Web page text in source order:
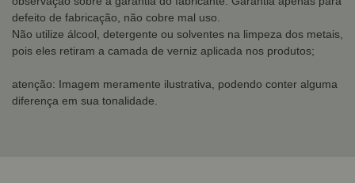
defeito de fabricação, não cobre mal uso.
Não utilize álcool, detergente ou solventes na limpeza dos metais,
pois eles retiram a camada de verniz aplicada nos produtos;
atenção: Imagem meramente ilustrativa, podendo conter alguma
diferença em sua tonalidade.